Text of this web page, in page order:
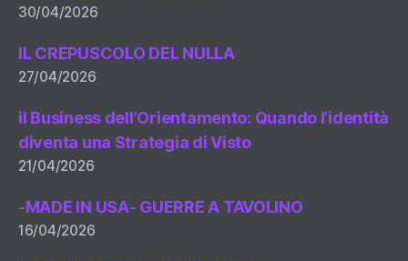
30/04/2026
IL CREPUSCOLO DEL NULLA
27/04/2026
il Business dell’Orientamento: Quando l’identità
diventa una Strategia di Visto
21/04/2026
-MADE IN USA- GUERRE A TAVOLINO
16/04/2026